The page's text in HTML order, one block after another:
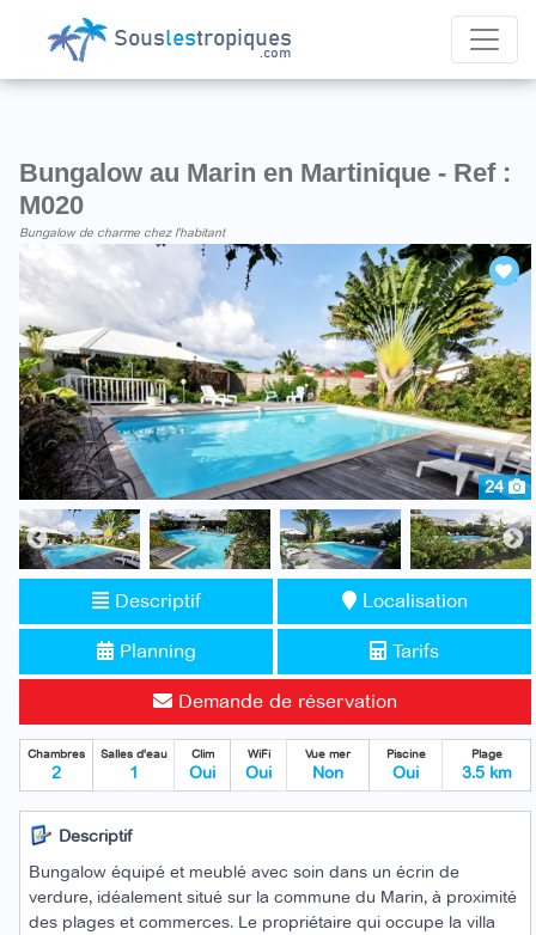
Bungalow au Marin en Martinique - Ref :
M020
Bungalow de charme chez l'habitant
24
Descriptif Localisation
Planning Tarifs
Demande de réservation
Chambres
2
Salles d'eau
1
Clim
Oui
WiFi
Oui
Vue mer
Non
Piscine
Oui
Plage
3.5 km
Descriptif
Bungalow équipé et meublé avec soin dans un écrin de
verdure, idéalement situé sur la commune du Marin, à proximité
des plages et commerces. Le propriétaire qui occupe la villa